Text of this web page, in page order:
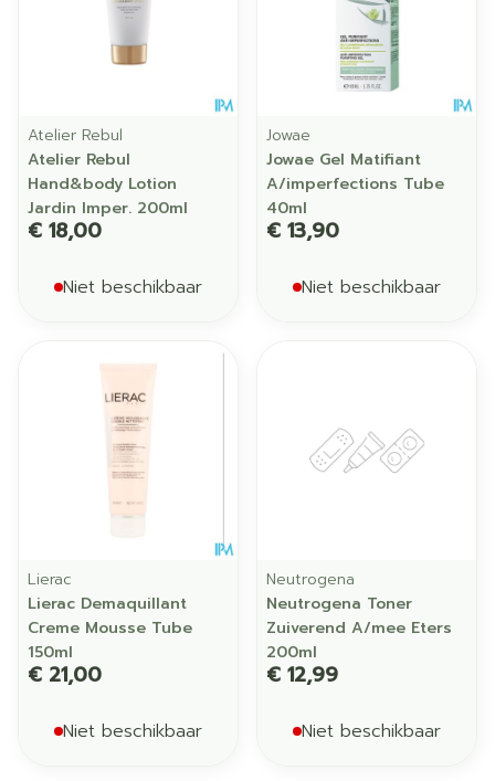
Atelier Rebul
Atelier Rebul
Hand&body Lotion
Jardin Imper. 200ml
€ 18,00
Niet beschikbaar
Jowae
Jowae Gel Matifiant
A/imperfections Tube
40ml
€ 13,90
Niet beschikbaar
Lierac
Lierac Demaquillant
Creme Mousse Tube
150ml
€ 21,00
Niet beschikbaar
Neutrogena
Neutrogena Toner
Zuiverend A/mee Eters
200ml
€ 12,99
Niet beschikbaar